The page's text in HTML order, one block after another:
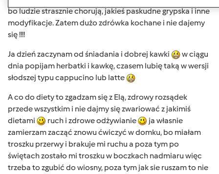
bo ludzie strasznie chorują, jakieś paskudne grypska i inne
modyfikacje. Zatem dużo zdrówka kochane i nie dajemy
się !!!!
Ja dzień zaczynam od śniadania i dobrej kawki
w ciągu
dnia popijam herbatki i kawkę, czasem lubię taką w wersji
słodszej typu cappucino lub latte
A co do diety to zgadzam się z Elą, zdrowy rozsądek
przede wszystkim i nie dajmy się zwariować z jakimiś
dietami
ruch i zdrowe odżywianie
ja własnie
zamierzam zacząć znowu ćwiczyć w domku, bo miałam
troszku przerwy i brakuje mi ruchu a poza tym po
świętach zostało mi troszku w boczkach nadmiaru więc
trzeba to zgubić do wiosny, poza tym jak sie ruszam to nie